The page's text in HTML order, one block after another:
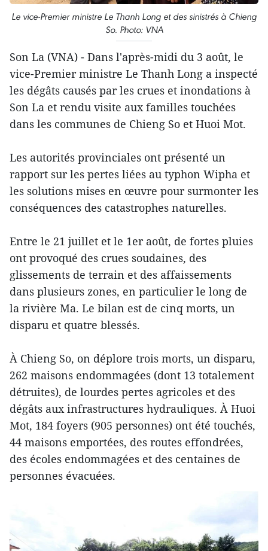
Le vice-Premier ministre Le Thanh Long et des sinistrés à Chieng
So. Photo: VNA
Son La (VNA) - Dans l'après-midi du 3 août, le
vice-Premier ministre Le Thanh Long a inspecté
les dégâts causés par les crues et inondations à
Son La et rendu visite aux familles touchées
dans les communes de Chieng So et Huoi Mot.
Les autorités provinciales ont présenté un
rapport sur les pertes liées au typhon Wipha et
les solutions mises en œuvre pour surmonter les
conséquences des catastrophes naturelles.
Entre le 21 juillet et le 1er août, de fortes pluies
ont provoqué des crues soudaines, des
glissements de terrain et des affaissements
dans plusieurs zones, en particulier le long de
la rivière Ma. Le bilan est de cinq morts, un
disparu et quatre blessés.
À Chieng So, on déplore trois morts, un disparu,
262 maisons endommagées (dont 13 totalement
détruites), de lourdes pertes agricoles et des
dégâts aux infrastructures hydrauliques. À Huoi
Mot, 184 foyers (905 personnes) ont été touchés,
44 maisons emportées, des routes effondrées,
des écoles endommagées et des centaines de
personnes évacuées.